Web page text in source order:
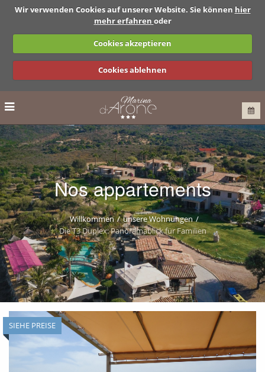
Wir verwenden Cookies auf unserer Website. Sie können hier
mehr erfahren oder
Cookies akzeptieren
Cookies ablehnen
Nos appartements
Willkommen
unsere Wohnungen
Die T3 Duplex: Panoramablick für Familien
SIEHE PREISE